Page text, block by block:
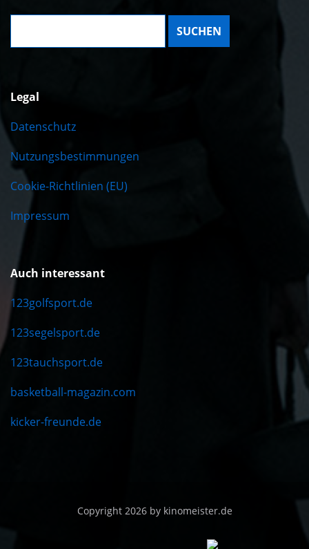
Suche:
Legal
Datenschutz
Nutzungsbestimmungen
Cookie-Richtlinien (EU)
Impressum
Auch interessant
123golfsport.de
123segelsport.de
123tauchsport.de
basketball-magazin.com
kicker-freunde.de
Copyright 2026 by kinomeister.de